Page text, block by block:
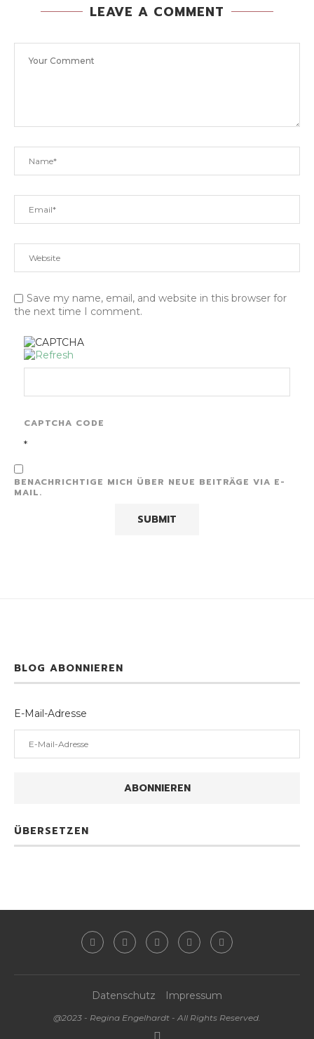
LEAVE A COMMENT
Save my name, email, and website in this browser for
the next time I comment.
CAPTCHA CODE
*
BENACHRICHTIGE MICH ÜBER NEUE BEITRÄGE VIA E-
MAIL.
BLOG ABONNIEREN
E-Mail-Adresse
ABONNIEREN
ÜBERSETZEN
Datenschutz Impressum
@2023 - Regina Engelhardt - All Rights Reserved.